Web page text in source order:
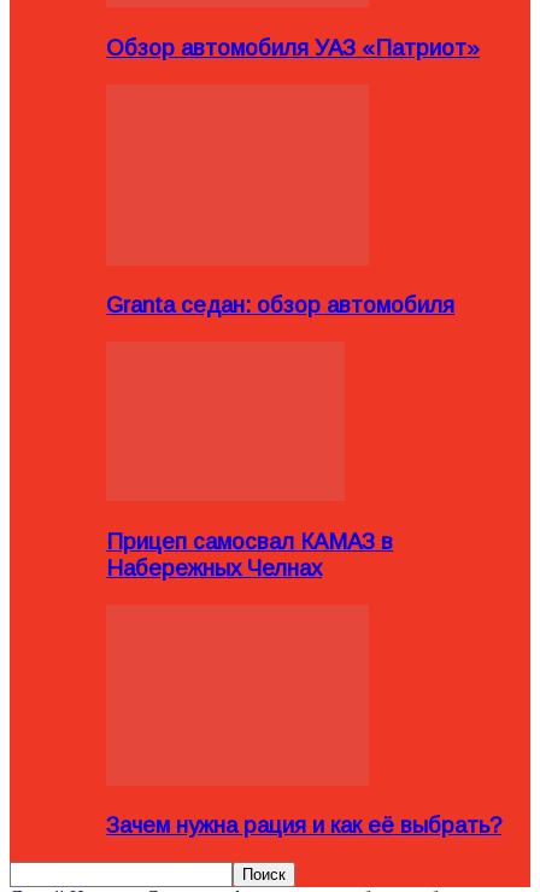
Обзор автомобиля УАЗ «Патриот»
Granta седан: обзор автомобиля
Прицеп самосвал КАМАЗ в
Набережных Челнах
Зачем нужна рация и как её выбрать?